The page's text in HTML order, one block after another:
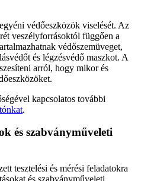
védőeszközök viselését. Az
veszélyforrásoktól függően a
védőszemüveget,
és légzésvédő maszkot. A
arról, hogy mikor és
kapcsolatos további
.
és szabványműveleti
tesztelési és mérési feladatokra
és szabványműveleti